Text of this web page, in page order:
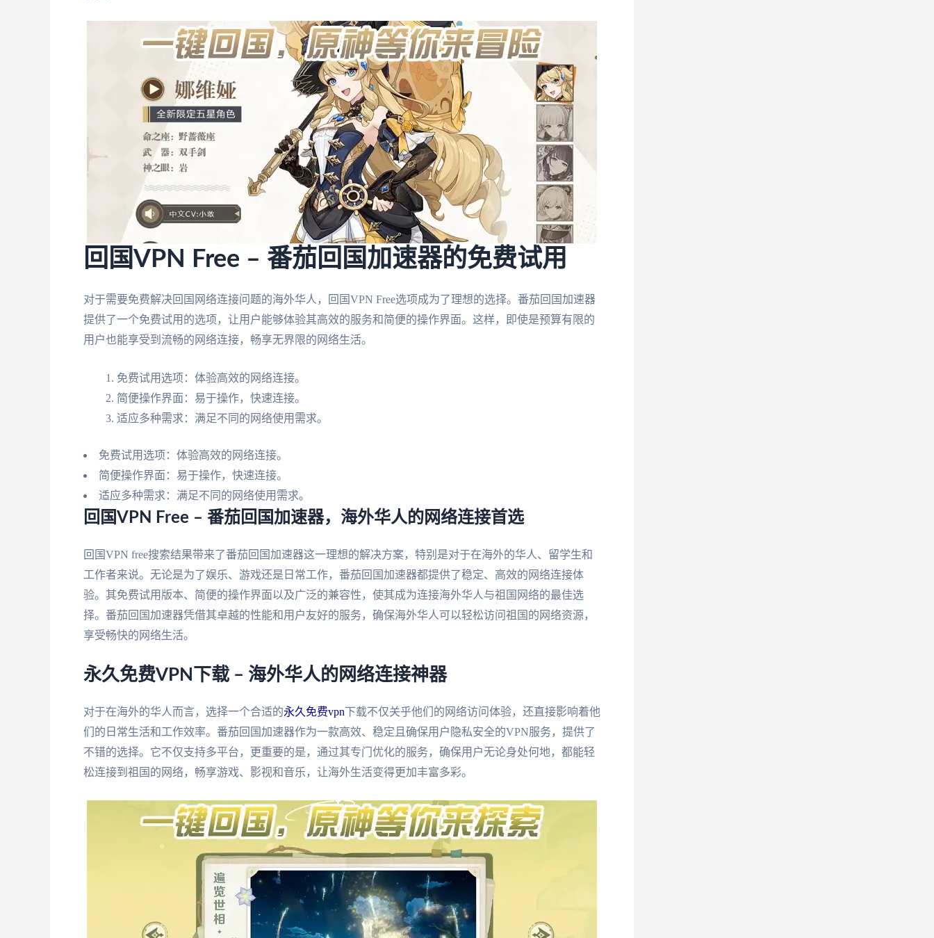
回国VPN Free – 番茄回国加速器的免费试用
对于需要免费解决回国网络连接问题的海外华人，回国VPN Free选项成为了理想的选择。番茄回国加速器
提供了一个免费试用的选项，让用户能够体验其高效的服务和简便的操作界面。这样，即使是预算有限的
用户也能享受到流畅的网络连接，畅享无界限的网络生活。
免费试用选项：体验高效的网络连接。
简便操作界面：易于操作，快速连接。
适应多种需求：满足不同的网络使用需求。
免费试用选项：体验高效的网络连接。
简便操作界面：易于操作，快速连接。
适应多种需求：满足不同的网络使用需求。
回国VPN Free – 番茄回国加速器，海外华人的网络连接首选
回国VPN free搜索结果带来了番茄回国加速器这一理想的解决方案，特别是对于在海外的华人、留学生和
工作者来说。无论是为了娱乐、游戏还是日常工作，番茄回国加速器都提供了稳定、高效的网络连接体
验。其免费试用版本、简便的操作界面以及广泛的兼容性，使其成为连接海外华人与祖国网络的最佳选
择。番茄回国加速器凭借其卓越的性能和用户友好的服务，确保海外华人可以轻松访问祖国的网络资源，
享受畅快的网络生活。
永久免费VPN下载 – 海外华人的网络连接神器
对于在海外的华人而言，选择一个合适的永久免费vpn下载不仅关乎他们的网络访问体验，还直接影响着他
们的日常生活和工作效率。番茄回国加速器作为一款高效、稳定且确保用户隐私安全的VPN服务，提供了
不错的选择。它不仅支持多平台，更重要的是，通过其专门优化的服务，确保用户无论身处何地，都能轻
松连接到祖国的网络，畅享游戏、影视和音乐，让海外生活变得更加丰富多彩。